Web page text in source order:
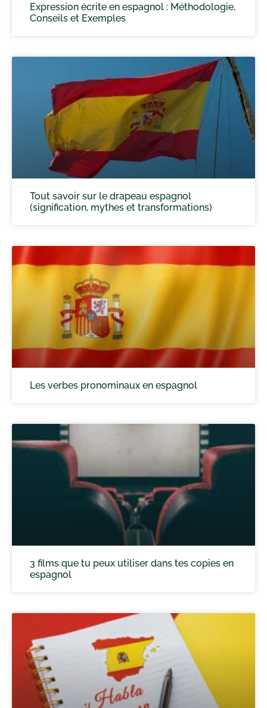
Expression écrite en espagnol : Méthodologie,
Conseils et Exemples
Tout savoir sur le drapeau espagnol
(signification, mythes et transformations)
Les verbes pronominaux en espagnol
3 films que tu peux utiliser dans tes copies en
espagnol